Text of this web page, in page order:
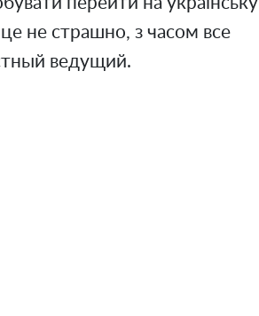
не страшно, з часом все
ведущий.